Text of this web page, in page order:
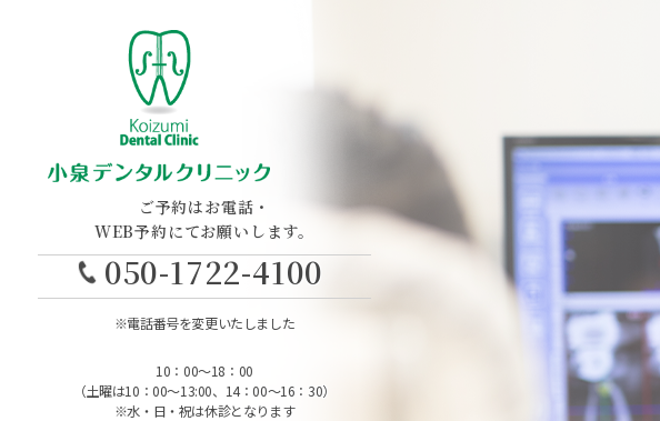
ご予約はお電話・
WEB予約にてお願いします。
050-1722-4100
※電話番号を変更いたしました
10：00～18：00
（土曜は10：00～13:00、14：00～16：30）
※水・日・祝は休診となります